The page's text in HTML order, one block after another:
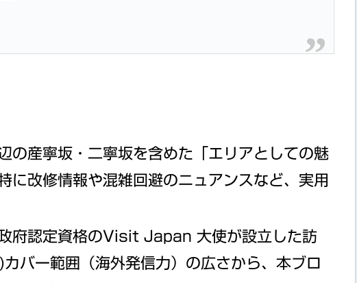
の産寧坂・二寧坂を含めた「エリアとしての魅
に改修情報や混雑回避のニュアンスなど、実用
府認定資格のVisit Japan 大使が設立した訪
バー範囲（海外発信力）の広さから、本ブロ